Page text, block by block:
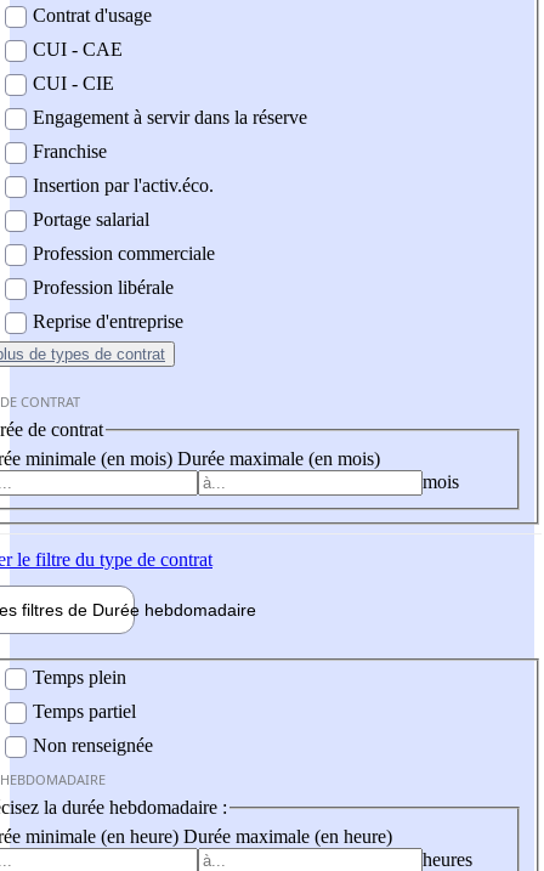
Contrat d'usage
CUI - CAE
CUI - CIE
Engagement à servir dans la réserve
Franchise
Insertion par l'activ.éco.
Portage salarial
Profession commerciale
Profession libérale
Reprise d'entreprise
de types de contrat
CONTRAT
de contrat
minimale (en mois) Durée maximale (en mois)
mois
le filtre du type de contrat
filtres de Durée hebdomadaire
Temps plein
Temps partiel
Non renseignée
la durée hebdomadaire :
minimale (en heure) Durée maximale (en heure)
heures